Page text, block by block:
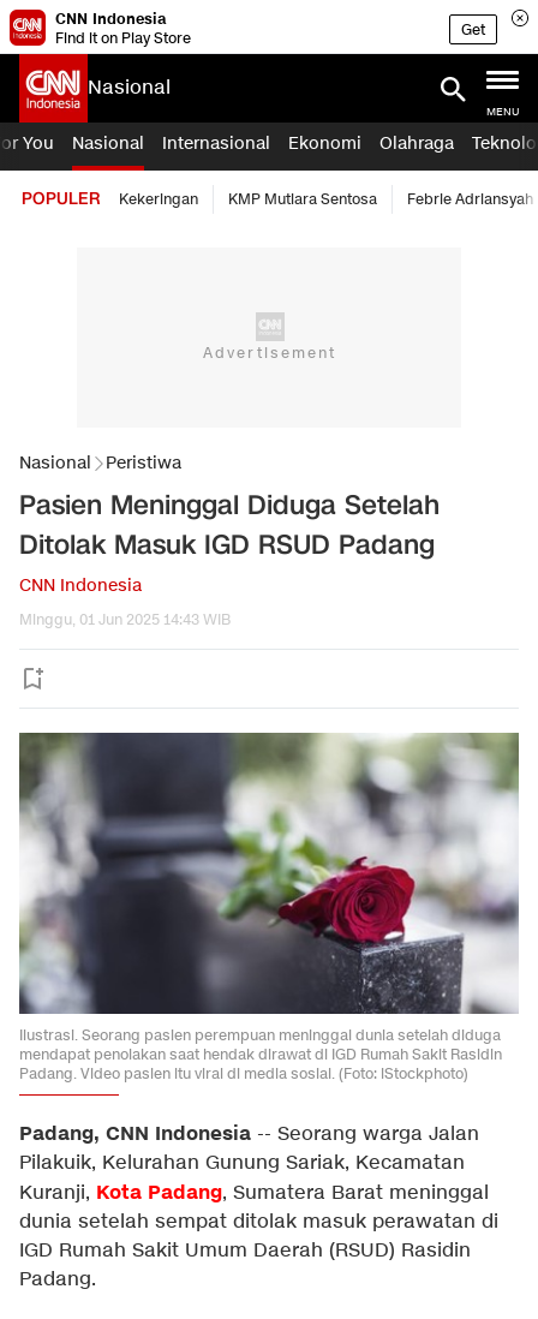
CNN Indonesia
Find it on Play Store
Get
Nasional
MENU
You Nasional Internasional Ekonomi Olahraga
POPULER Kekeringan KMP Mutiara Sentosa Febrie Adriansyah
Nasional Peristiwa
Pasien Meninggal Diduga Setelah
Ditolak Masuk IGD RSUD Padang
CNN Indonesia
Minggu, 01 Jun 2025 14:43 WIB
Ilustrasi. Seorang pasien perempuan meninggal dunia setelah diduga
mendapat penolakan saat hendak dirawat di IGD Rumah Sakit Rasidin
Padang. Video pasien itu viral di media sosial. (Foto: iStockphoto)
Padang, CNN Indonesia -- Seorang warga Jalan
Pilakuik, Kelurahan Gunung Sariak, Kecamatan
Kuranji, Kota Padang, Sumatera Barat meninggal
dunia setelah sempat ditolak masuk perawatan di
IGD Rumah Sakit Umum Daerah (RSUD) Rasidin
Padang.